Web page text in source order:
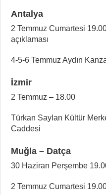
Antalya
2 Temmuz Cumartesi
açıklaması
4-5-6 Temmuz Aydın
İzmir
2 Temmuz – 18.00
Türkan Saylan Kültür
Caddesi
Muğla – Datça
30 Haziran Perşembe
2 Temmuz Cumartesi